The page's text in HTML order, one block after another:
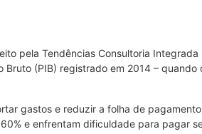
pela Tendências Consultoria Integrada
Bruto (PIB) registrado em 2014 – quando
gastos e reduzir a folha de
e enfrentam dificuldade para pagar